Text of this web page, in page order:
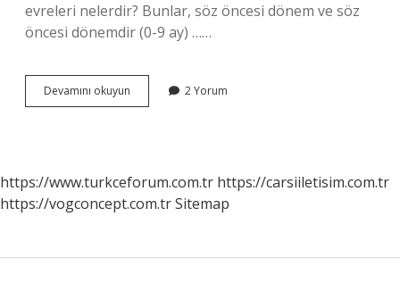
evreleri nelerdir? Bunlar, söz öncesi dönem ve söz
öncesi dönemdir (0-9 ay) ……
Devamını okuyun Agulama
Evresi
2 Yorum
https://www.turkceforum.com.tr https://carsiiletisim.com.tr
https://vogconcept.com.trSitemap